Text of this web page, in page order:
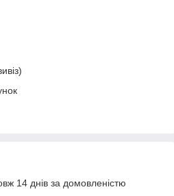
14 днів за домовленістю